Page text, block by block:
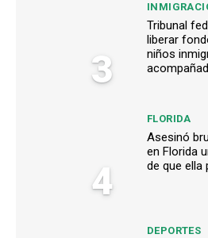
3
Tribunal
liberar
niños
4
FLORIDA
Asesinó
en Florida
de que ella
DEPORTES